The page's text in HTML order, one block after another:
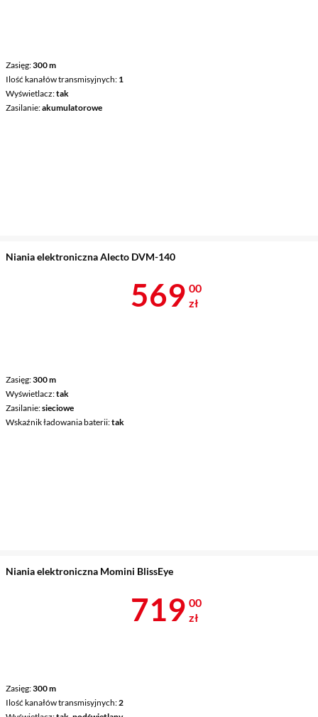
Zasięg 300 m
Ilość kanałów transmisyjnych 1
Wyświetlacz tak
Zasilanie akumulatorowe
Niania elektroniczna Alecto DVM-140
Zasięg 300 m
Wyświetlacz tak
Zasilanie sieciowe
Wskaźnik ładowania baterii tak
Cena 569 zł
569 00
zł
Niania elektroniczna Momini BlissEye
Zasięg 300 m
Ilość kanałów transmisyjnych 2
Cena 719 zł
719 00
zł